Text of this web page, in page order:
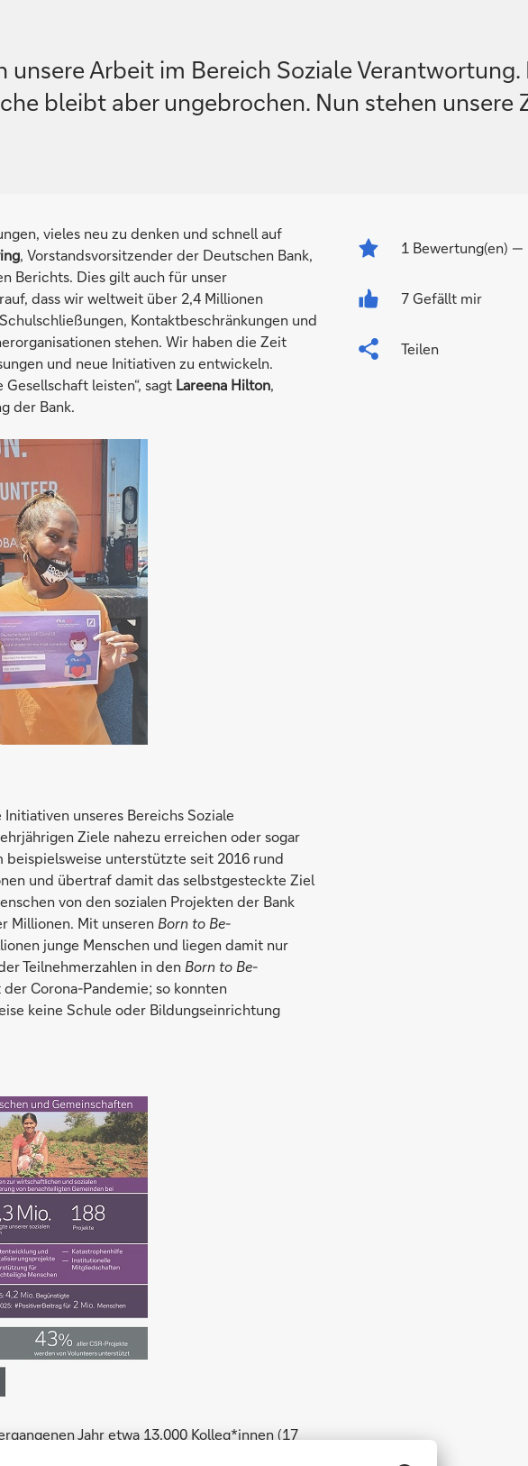
Arbeit im Bereich Soziale Verantwortung.
bleibt aber ungebrochen. Nun stehen unsere
vieles neu zu denken und schnell auf
, Vorstandsvorsitzender der Deutschen Bank,
Berichts. Dies gilt auch für unser
dass wir weltweit über 2,4 Millionen
Kontaktbeschränkungen und
stehen. Wir haben die Zeit
und neue Initiativen zu entwickeln.
leisten“, sagt Lareena Hilton,
der Bank.
unseres Bereichs Soziale
Ziele nahezu erreichen oder sogar
beispielsweise unterstützte seit 2016 rund
und übertraf damit das selbstgesteckte Ziel
von den sozialen Projekten der Bank
Millionen. Mit unseren Born to Be-
junge Menschen und liegen damit nur
Teilnehmerzahlen in den Born to Be-
Corona-Pandemie; so konnten
keine Schule oder Bildungseinrichtung
Jahr etwa 13.000 Kolleg*innen (17
1 Bewertung(en) —
7 Gefällt mir
Teilen